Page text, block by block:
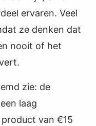
ervaren. Veel
ze denken dat
nooit of het
zie: de
laag
van €15